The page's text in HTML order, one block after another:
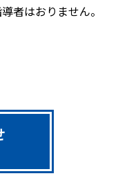
者はおりません。